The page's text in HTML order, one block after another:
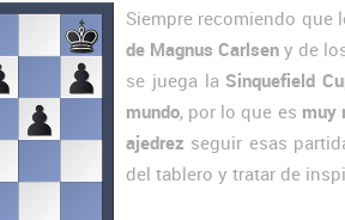
Siempre recomiendo que
de Magnus Carlsen y de
se juega la Sinquefield
mundo, por lo que es muy
ajedrez seguir esas
del tablero y tratar de